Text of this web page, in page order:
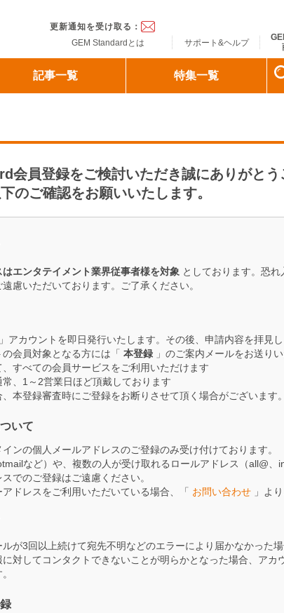
更新通知を受け取る：
GEM Standardとは
サポート&ヘルプ
記事一覧 特集一覧
会員登録をご検討いただき誠にありがとう
のご確認をお願いいたします。
エンタテイメント業界従事者様を対象 としております。恐
慮いただいております。ご了承ください。
」アカウントを即日発行いたします。その後、申請内容を拝見
会員対象となる方には「 本登録 」のご案内メールをお送り
すべての会員サービスをご利用いただけます
、1～2営業日ほど頂戴しております
本登録審査時にご登録をお断りさせて頂く場合がございます
いて
ンの個人メールアドレスのご登録のみ受け付けております。
など）や、複数の人が受け取れるロールアドレス（all@、
でのご登録はご遠慮ください。
ドレスをご利用いただいている場合、「 お問い合わせ 」よ
が3回以上続けて宛先不明などのエラーにより届かなかった
対してコンタクトできないことが明らかとなった場合、アカ